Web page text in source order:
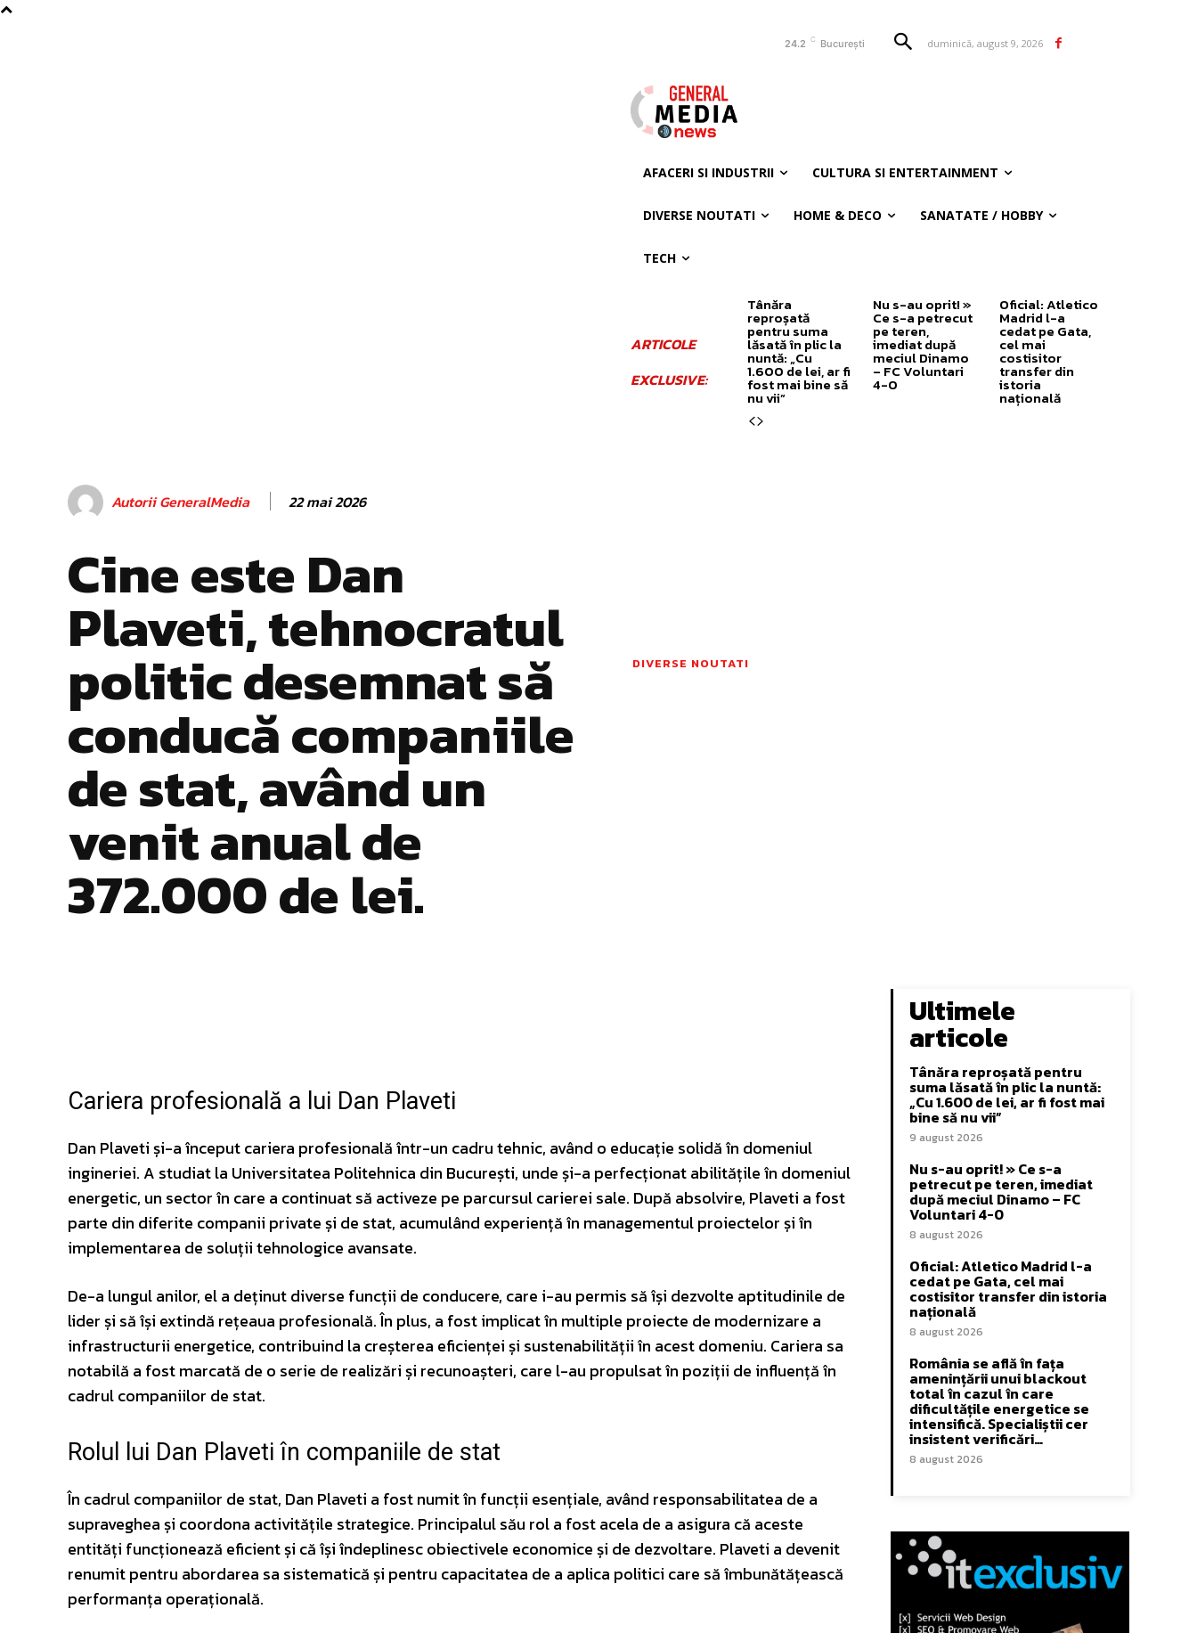
24.2 C București duminică, august 9, 2026
AFACERI SI INDUSTRII CULTURA SI ENTERTAINMENT
DIVERSE NOUTATI HOME & DECO SANATATE / HOBBY
TECH
ARTICOLE
EXCLUSIVE:
Tânăra
reproșată
pentru suma
lăsată în plic la
nuntă: „Cu
1.600 de lei, ar fi
fost mai bine să
nu vii”
Nu s-au oprit! »
Ce s-a petrecut
pe teren,
imediat după
meciul Dinamo
– FC Voluntari
4-0
Oficial: Atletico
Madrid l-a
cedat pe Gata,
cel mai
costisitor
transfer din
istoria
națională
Autorii GeneralMedia 22 mai 2026
Cine este Dan
Plaveti, tehnocratul
politic desemnat să
conducă companiile
de stat, având un
venit anual de
372.000 de lei.
DIVERSE NOUTATI
Cariera profesională a lui Dan Plaveti
Dan Plaveti și-a început cariera profesională într-un cadru tehnic, având o educație solidă în domeniul
ingineriei. A studiat la Universitatea Politehnica din București, unde și-a perfecționat abilitățile în domeniul
energetic, un sector în care a continuat să activeze pe parcursul carierei sale. După absolvire, Plaveti a fost
parte din diferite companii private și de stat, acumulând experiență în managementul proiectelor și în
implementarea de soluții tehnologice avansate.
De-a lungul anilor, el a deținut diverse funcții de conducere, care i-au permis să își dezvolte aptitudinile de
lider și să își extindă rețeaua profesională. În plus, a fost implicat în multiple proiecte de modernizare a
infrastructurii energetice, contribuind la creșterea eficienței și sustenabilității în acest domeniu. Cariera sa
notabilă a fost marcată de o serie de realizări și recunoașteri, care l-au propulsat în poziții de influență în
cadrul companiilor de stat.
Rolul lui Dan Plaveti în companiile de stat
În cadrul companiilor de stat, Dan Plaveti a fost numit în funcții esențiale, având responsabilitatea de a
supraveghea și coordona activitățile strategice. Principalul său rol a fost acela de a asigura că aceste
entități funcționează eficient și că își îndeplinesc obiectivele economice și de dezvoltare. Plaveti a devenit
renumit pentru abordarea sa sistematică și pentru capacitatea de a aplica politici care să îmbunătățească
performanța operațională.
Ultimele
articole
Tânăra reproșată pentru
suma lăsată în plic la nuntă:
„Cu 1.600 de lei, ar fi fost mai
bine să nu vii”
9 august 2026
Nu s-au oprit! » Ce s-a
petrecut pe teren, imediat
după meciul Dinamo – FC
Voluntari 4-0
8 august 2026
Oficial: Atletico Madrid l-a
cedat pe Gata, cel mai
costisitor transfer din istoria
națională
8 august 2026
România se află în fața
amenințării unui blackout
total în cazul în care
dificultățile energetice se
intensifică. Specialiștii cer
insistent verificări…
8 august 2026